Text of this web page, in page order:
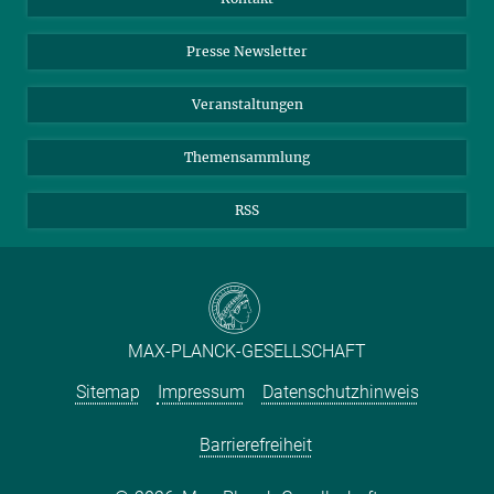
Meldestelle Fehlverhalten
TikTok
Instagram
YouTube
Presse Newsletter
Veranstaltungen
Themensammlung
RSS
MAX-PLANCK-GESELLSCHAFT
Sitemap
Impressum Datenschutzhinweis
Barrierefreiheit